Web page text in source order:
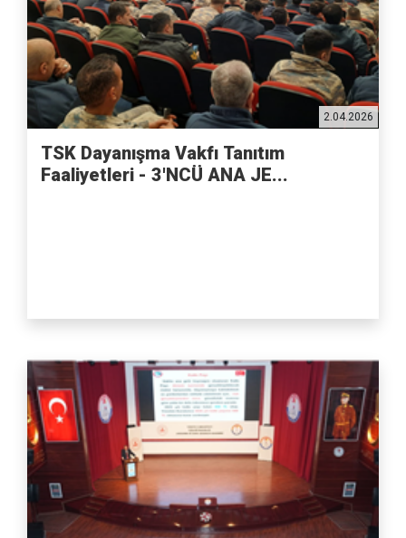
2.04.2026
TSK Dayanışma Vakfı Tanıtım
Faaliyetleri - 3'NCÜ ANA JE...